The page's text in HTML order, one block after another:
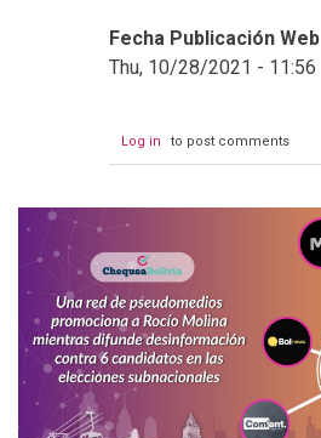
Fecha Publicación Web
Thu, 10/28/2021 - 11:56
Log in to post comments